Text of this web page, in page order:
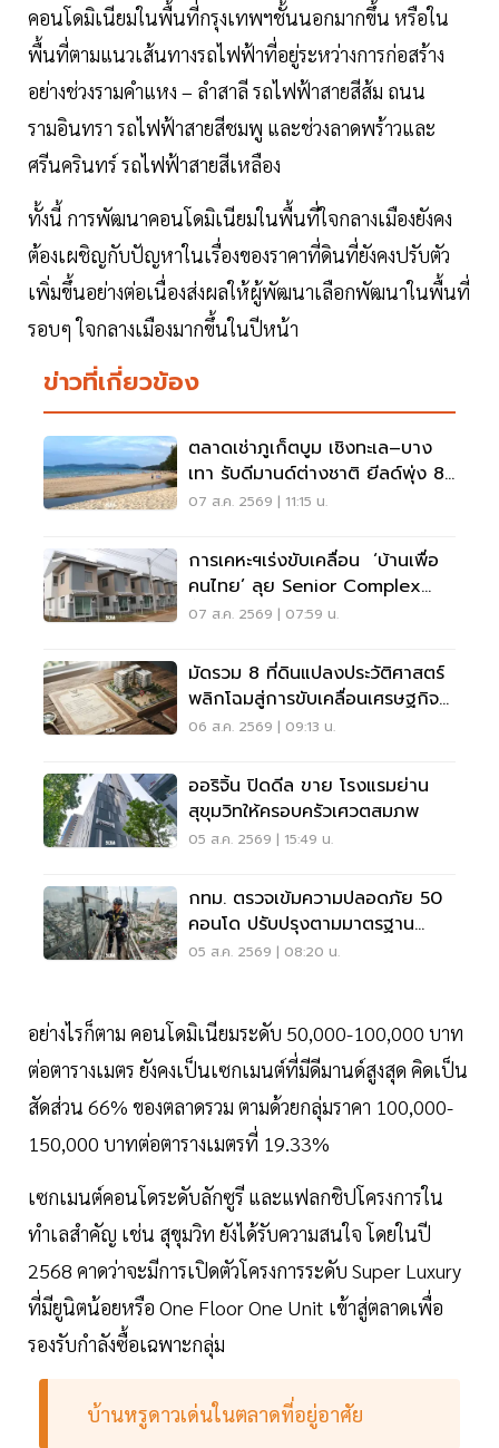
คอนโดมิเนียมในพื้นที่กรุงเทพฯชั้นนอกมากขึ้น หรือใน
พื้นที่ตามแนวเส้นทางรถไฟฟ้าที่อยู่ระหว่างการก่อสร้าง
อย่างช่วงรามคำแหง – ลำสาลี รถไฟฟ้าสายสีส้ม ถนน
รามอินทรา รถไฟฟ้าสายสีชมพู และช่วงลาดพร้าวและ
ศรีนครินทร์ รถไฟฟ้าสายสีเหลือง
ทั้งนี้ การพัฒนาคอนโดมิเนียมในพื้นที่ใจกลางเมืองยังคง
ต้องเผชิญกับปัญหาในเรื่องของราคาที่ดินที่ยังคงปรับตัว
เพิ่มขึ้นอย่างต่อเนื่องส่งผลให้ผู้พัฒนาเลือกพัฒนาในพื้นที่
รอบๆ ใจกลางเมืองมากขึ้นในปีหน้า
ข่าวที่เกี่ยวข้อง
ตลาดเช่าภูเก็ตบูม เชิงทะเล–บาง
เทา รับดีมานด์ต่างชาติ ยีลด์พุ่ง 8-
12%
07 ส.ค. 2569 | 11:15 น.
การเคหะฯเร่งขับเคลื่อน ‘บ้านเพื่อ
คนไทย’ ลุย Senior Complex
ฟื้นฟูเมือง
07 ส.ค. 2569 | 07:59 น.
มัดรวม 8 ที่ดินแปลงประวัติศาสตร์
พลิกโฉมสู่การขับเคลื่อนเศรษฐกิจ
เมือง
06 ส.ค. 2569 | 09:13 น.
ออริจิ้น ปิดดีล ขาย โรงแรมย่าน
สุขุมวิทให้ครอบครัวเศวตสมภพ
05 ส.ค. 2569 | 15:49 น.
กทม. ตรวจเข้มความปลอดภัย 50
คอนโด ปรับปรุงตามมาตรฐาน
เคร่งครัด
05 ส.ค. 2569 | 08:20 น.
อย่างไรก็ตาม คอนโดมิเนียมระดับ 50,000-100,000 บาท
ต่อตารางเมตร ยังคงเป็นเซกเมนต์ที่มีดีมานด์สูงสุด คิดเป็น
สัดส่วน 66% ของตลาดรวม ตามด้วยกลุ่มราคา 100,000-
150,000 บาทต่อตารางเมตรที่ 19.33%
เซกเมนต์คอนโดระดับลักซูรี และแฟลกชิปโครงการใน
ทำเลสำคัญ เช่น สุขุมวิท ยังได้รับความสนใจ โดยในปี
2568 คาดว่าจะมีการเปิดตัวโครงการระดับ Super Luxury
ที่มียูนิตน้อยหรือ One Floor One Unit เข้าสู่ตลาดเพื่อ
รองรับกำลังซื้อเฉพาะกลุ่ม
บ้านหรูดาวเด่นในตลาดที่อยู่อาศัย